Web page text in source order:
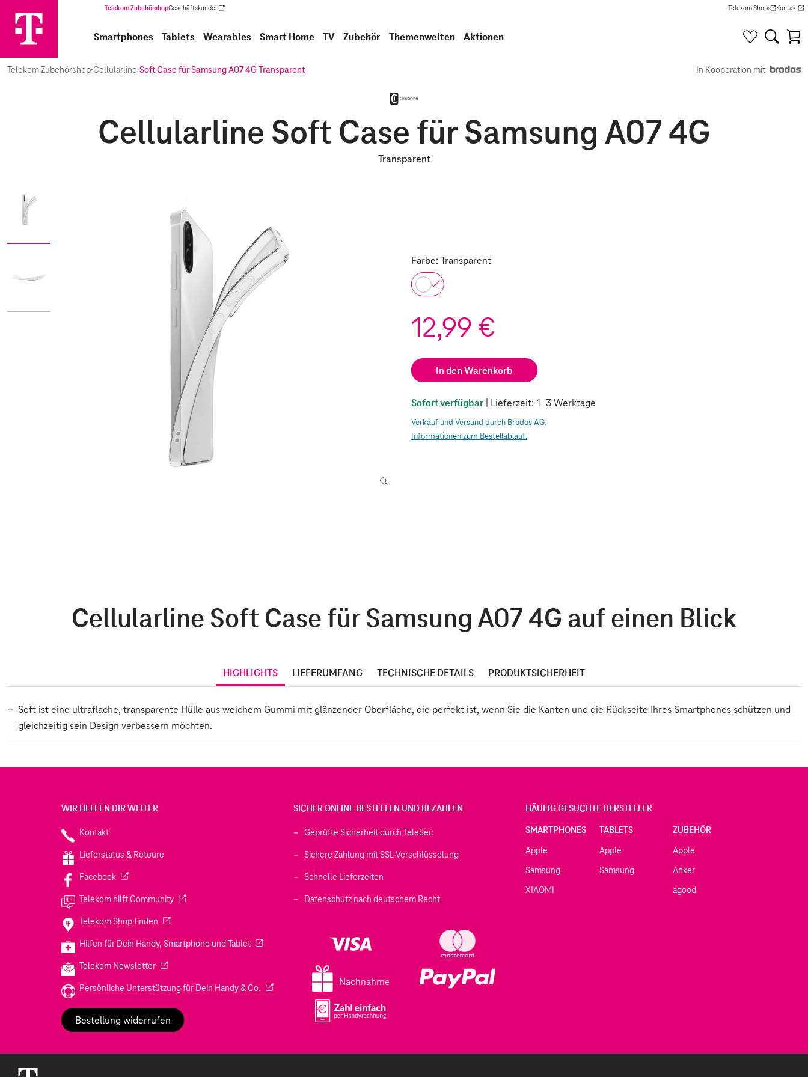
Telekom ZubehörshopGeschäftskunden
(Wird in einem neuen Tab geöffnet) Telekom Shops
(Wird in einem neuen Tab
Kontakt
(Wird in
Smartphones Tablets Wearables Smart Home TV Zubehör Themenwelten Aktionen
Telekom Zubehörshop·Cellularline·Soft Case für Samsung A07 4G Transparent In Kooperation mit
Cellularline Soft Case für Samsung A07 4G
Transparent
Farbe: Transparent
12,99 €
In den Warenkorb
Sofort verfügbar | Lieferzeit: 1-3 Werktage
Verkauf und Versand durch Brodos AG.
Informationen zum Bestellablauf.
Cellularline Soft Case für Samsung A07 4G auf einen Blick
HIGHLIGHTS LIEFERUMFANG TECHNISCHE DETAILS PRODUKTSICHERHEIT
Soft ist eine ultraflache, transparente Hülle aus weichem Gummi mit glänzender Oberfläche, die perfekt ist, wenn Sie die Kanten und die Rückseite Ihres Smartphones schützen und
gleichzeitig sein Design verbessern möchten.
WIR HELFEN DIR WEITER
Kontakt
Lieferstatus & Retoure
Facebook(Wird in einem neuen Tab geöffnet)
Telekom hilft Community(Wird in einem neuen Tab geöffnet)
Telekom Shop finden (Wird in einem neuen Tab geöffnet)
Hilfen für Dein Handy, Smartphone und Tablet(Wird in einem neuen Tab geöffnet)
Telekom Newsletter(Wird in einem neuen Tab geöffnet)
Persönliche Unterstützung für Dein Handy & Co. (Wird in einem neuen Tab geöffnet)
Bestellung widerrufen
SICHER ONLINE BESTELLEN UND BEZAHLEN
Geprüfte Sicherheit durch TeleSec
Sichere Zahlung mit SSL-Verschlüsselung
Schnelle Lieferzeiten
Datenschutz nach deutschem Recht
Nachnahme
HÄUFIG GESUCHTE HERSTELLER
SMARTPHONES
Apple
Samsung
XIAOMI
TABLETS
Apple
Samsung
ZUBEHÖR
Apple
Anker
agood